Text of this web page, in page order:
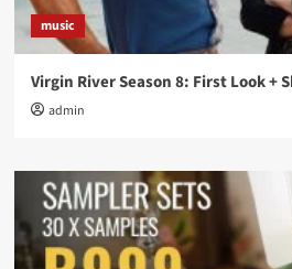
music
Virgin River Season 8: First Look +
admin